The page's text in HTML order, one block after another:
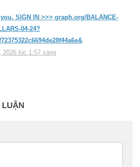
SIGN IN >>> graph.org/BALANCE-
04-24?
2026 lúc 1:57 sáng